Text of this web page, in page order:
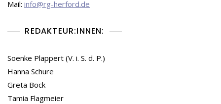
Mail: info@rg-herford.de
REDAKTEUR:INNEN:
Soenke Plappert (V. i. S. d. P.)
Hanna Schure
Greta Bock
Tamia Flagmeier